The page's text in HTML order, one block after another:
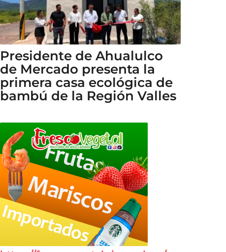
Presidente de Ahualulco
de Mercado presenta la
primera casa ecológica de
bambú de la Región Valles